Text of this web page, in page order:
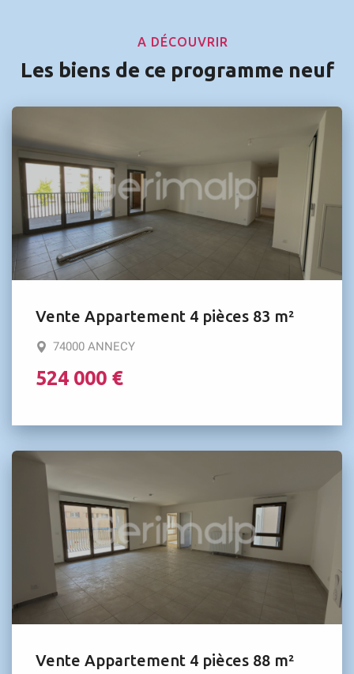
A DÉCOUVRIR
Les biens de ce programme neuf
Vente Appartement 4 pièces 83 m²
74000 ANNECY
524 000 €
Vente Appartement 4 pièces 88 m²